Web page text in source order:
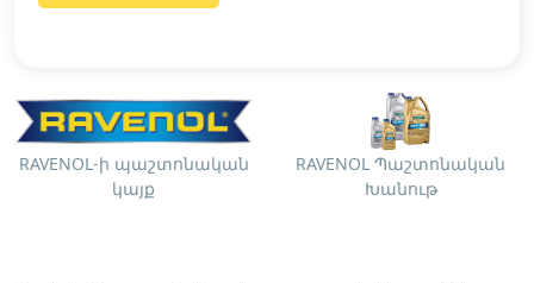
RAVENOL-ի պաշտոնական
կայք
RAVENOL Պաշտոնական
Խանութ